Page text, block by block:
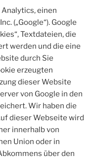
einen
(„Google“). Google
Textdateien, die
werden und die eine
durch Sie
erzeugten
dieser Website
von Google in den
Wir haben die
dieser Webseite wird
innerhalb von
Union oder in
über den